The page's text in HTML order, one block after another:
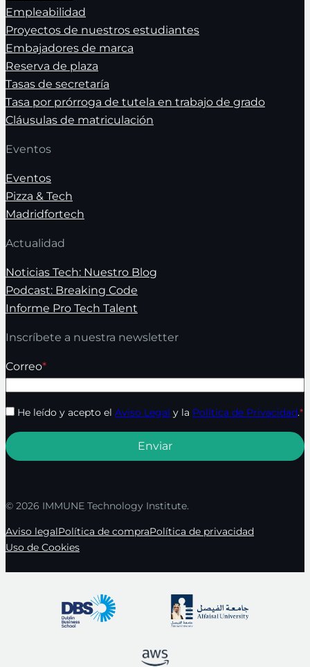
Empleabilidad
Proyectos de nuestros estudiantes
Embajadores de marca
Reserva de plaza
Tasas de secretaría
Tasa por prórroga de tutela en trabajo de grado
Cláusulas de matriculación
Eventos
Eventos
Pizza & Tech
Madridfortech
Actualidad
Noticias Tech: Nuestro Blog
Podcast: Breaking Code
Informe Pro Tech Talent
Inscríbete a nuestra newsletter
Correo*
He leído y acepto el Aviso Legal y la Política de Privacidad.*
© 2026 IMMUNE Technology Institute.
Aviso legalPolítica de compraPolítica de privacidad
Uso de Cookies